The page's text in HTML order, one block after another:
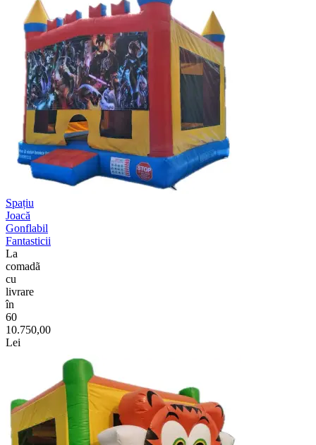
Spațiu
Joacă
Gonflabil
Fantasticii
La
comadã
cu
livrare
în
60
10.750,00
Lei